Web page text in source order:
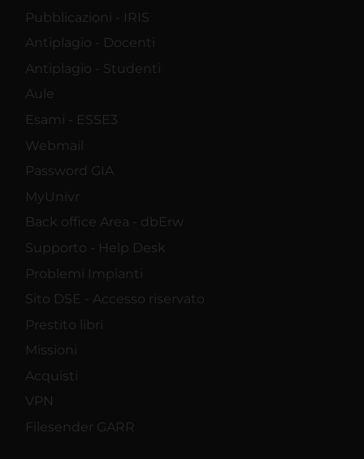
Pubblicazioni - IRIS
Antiplagio - Docenti
Antiplagio - Studenti
Aule
Esami - ESSE3
Webmail
Password GIA
MyUnivr
Back office Area - dbErw
Supporto - Help Desk
Problemi Impianti
Sito DSE - Accesso riservato
Prestito libri
Missioni
Acquisti
VPN
Filesender GARR